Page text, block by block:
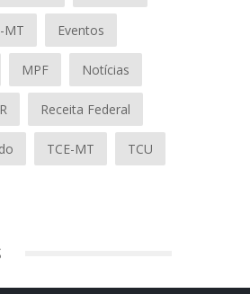
MT Eventos
MPF Notícias
Receita Federal
TCE-MT TCU